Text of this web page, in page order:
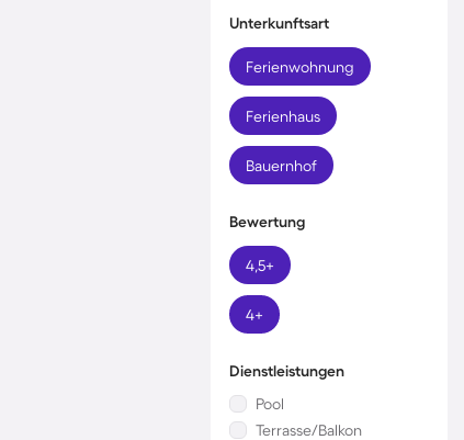
Unterkunftsart
Ferienwohnung
Ferienhaus
Bauernhof
Bewertung
4,5+
4+
Dienstleistungen
Pool
Terrasse/Balkon